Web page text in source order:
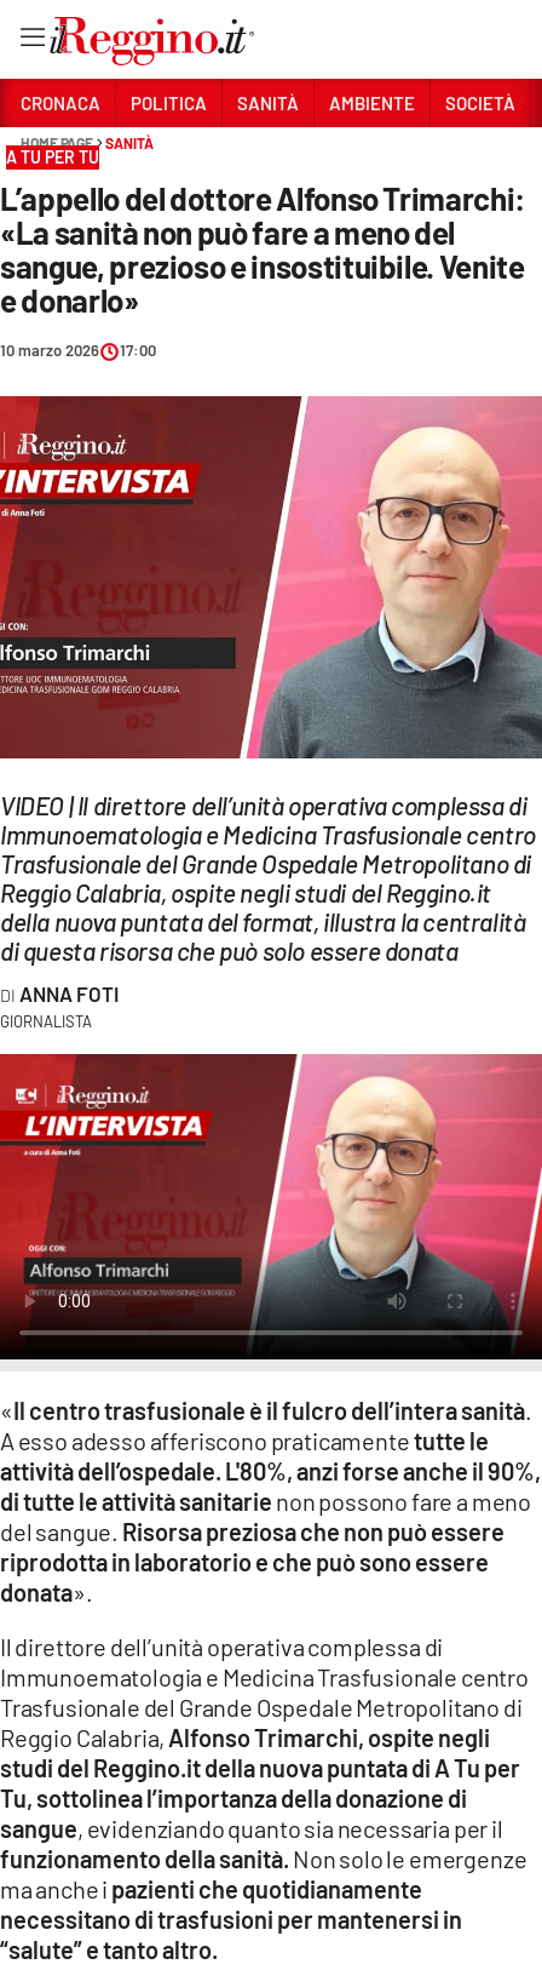
Sezioni
CRONACA
SANITÀ
AMBIENTE
SOCIETÀ
CULTURA
ECONOMIA E LAVORO
Streaming
LAC ONAIR
LaC
Network
LACPLAY.IT
LACTV.IT
LACONAIR.IT
LACITYMAG.IT
ILREGGINO.IT
COSENZACHANNEL.IT
ILVIBONESE.IT
CATANZAROCHANNEL.IT
App
ANDROID
APPLE
CRONACA POLITICA SANITÀ AMBIENTE SOCIETÀ
HOME PAGE SANITÀ
A TU PER TU
L’appello del dottore Alfonso Trimarchi:
«La sanità non può fare a meno del
sangue, prezioso e insostituibile. Venite
e donarlo»
10 marzo 2026 17:00
VIDEO | Il direttore dell’unità operativa complessa di
Immunoematologia e Medicina Trasfusionale centro
Trasfusionale del Grande Ospedale Metropolitano di
Reggio Calabria, ospite negli studi del Reggino.it
della nuova puntata del format, illustra la centralità
di questa risorsa che può solo essere donata
ANNA FOTI
GIORNALISTA
«Il centro trasfusionale è il fulcro dell’intera sanità.
A esso adesso afferiscono praticamentetutte le
attività dell’ospedale. L'80%, anzi forse anche il 90%,
di tutte le attività sanitarie non possono fare a meno
del sangue. Risorsa preziosa che non può essere
riprodotta in laboratorio e che può sono essere
donata».
Il direttore dell’unità operativa complessa di
Immunoematologia e Medicina Trasfusionale centro
Trasfusionale del Grande Ospedale Metropolitano di
Reggio Calabria, Alfonso Trimarchi, ospite negli
studi del Reggino.it della nuova puntata di A Tu per
Tu, sottolinea l’importanza della donazione di
sangue, evidenziando quanto sia necessaria per il
funzionamento della sanità. Non solo le emergenze
ma anche i pazienti che quotidianamente
necessitano di trasfusioni per mantenersi in
“salute” e tanto altro.